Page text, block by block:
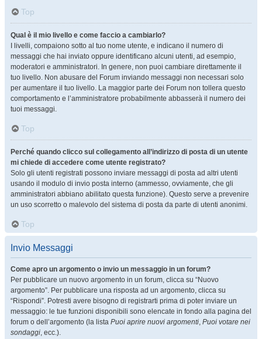
Top
Qual è il mio livello e come faccio a cambiarlo?
I livelli, compaiono sotto al tuo nome utente, e indicano il numero di
messaggi che hai inviato oppure identificano alcuni utenti, ad esempio,
moderatori e amministratori. In genere, non puoi cambiare direttamente il
tuo livello. Non abusare del Forum inviando messaggi non necessari solo
per aumentare il tuo livello. La maggior parte dei Forum non tollera questo
comportamento e l’amministratore probabilmente abbasserà il numero dei
tuoi messaggi.
Top
Perché quando clicco sul collegamento all’indirizzo di posta di un utente
mi chiede di accedere come utente registrato?
Solo gli utenti registrati possono inviare messaggi di posta ad altri utenti
usando il modulo di invio posta interno (ammesso, ovviamente, che gli
amministratori abbiano abilitato questa funzione). Questo serve a prevenire
un uso scorretto o malevolo del sistema di posta da parte di utenti anonimi.
Top
Invio Messaggi
Come apro un argomento o invio un messaggio in un forum?
Per pubblicare un nuovo argomento in un forum, clicca su “Nuovo
argomento”. Per pubblicare una risposta ad un argomento, clicca su
“Rispondi”. Potresti avere bisogno di registrarti prima di poter inviare un
messaggio: le tue funzioni disponibili sono elencate in fondo alla pagina del
forum o dell’argomento (la lista Puoi aprire nuovi argomenti, Puoi votare nei
sondaggi, ecc.).